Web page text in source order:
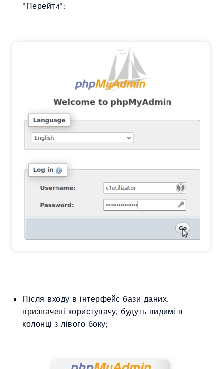
"Перейти";
Після входу в інтерфейс бази даних,
призначені користувачу, будуть видимі в
колонці з лівого боку;